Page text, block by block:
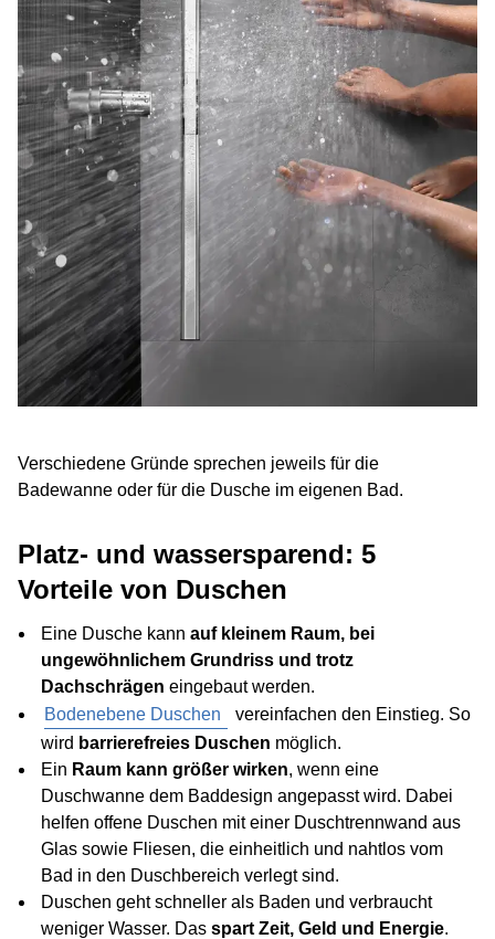
Verschiedene Gründe sprechen jeweils für die
Badewanne oder für die Dusche im eigenen Bad.
Platz- und wassersparend: 5
Vorteile von Duschen
Eine Dusche kann auf kleinem Raum, bei
ungewöhnlichem Grundriss und trotz
Dachschrägen eingebaut werden.
Bodenebene Duschen
vereinfachen den Einstieg. So
wird barrierefreies Duschen möglich.
Ein Raum kann größer wirken, wenn eine
Duschwanne dem Baddesign angepasst wird. Dabei
helfen offene Duschen mit einer Duschtrennwand aus
Glas sowie Fliesen, die einheitlich und nahtlos vom
Bad in den Duschbereich verlegt sind.
Duschen geht schneller als Baden und verbraucht
weniger Wasser. Das spart Zeit, Geld und Energie.